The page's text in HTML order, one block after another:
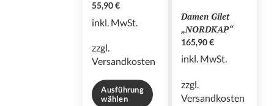
55,90€
inkl. MwSt.
zzgl.
Versandkosten
Ausführung
wählen
Damen Gilet
„NORDKAP“
165,90€
inkl. MwSt.
zzgl.
Versandkosten